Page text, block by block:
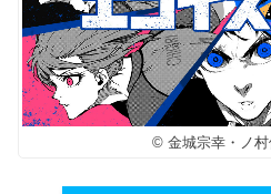
© 金城宗幸・ノ